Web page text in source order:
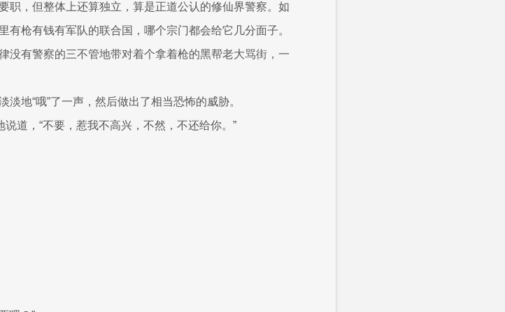
职，但整体上还算独立，算是正道公认的修仙界警察。如
枪有钱有军队的联合国，哪个宗门都会给它几分面子。
没有警察的三不管地带对着个拿着枪的黑帮老大骂街，一
地“哦”了一声，然后做出了相当恐怖的威胁。
道，“不要，惹我不高兴，不然，不还给你。”